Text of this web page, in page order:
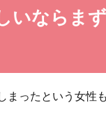
失敗を繰り返さない
いならま
まったという女性